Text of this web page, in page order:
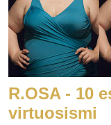
R.OSA - 10
virtuosismi